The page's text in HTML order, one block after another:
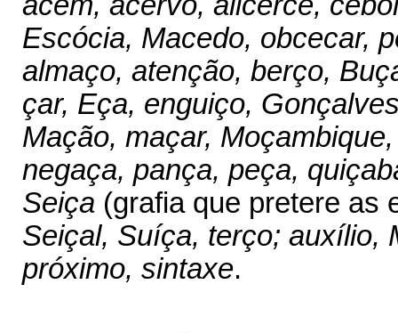
Escócia, Macedo, obcecar,
almaço, atenção, berço,
çar, Eça, enguiço,
Mação, maçar,
negaça, pança, peça,
Seiça (grafia que pretere as
Seiçal, Suíça, terço; auxílio,
próximo, sintaxe.